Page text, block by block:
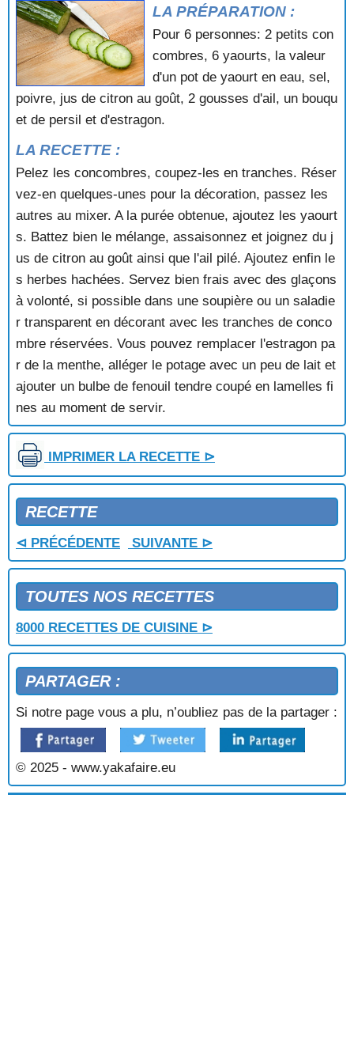
POTAGE SICILIEN
POTAGE VELOUTE AU CHOU FLEUR
POTAGE VELOUTE AUX ENDIVES
POTAGE VERT GLACE
POTAGE VIETNAMIEN
POTAGE YANG
SOUPE A LA BETTERAVE
SOUPE A LA CHOUCROUTE
SOUPE A LA FLAMANDE
SOUPE A LA LOTTE
SOUPE A LA MENTHE
SOUPE A LA TOMATE
SOUPE A LA TOMATE ET AUX COURGETTES
SOUPE A LA TOMATE ET AUX FINES HERBES
SOUPE A L'AIL
SOUPE A L'AVOCAT
SOUPE A L'OIGNON
SOUPE A L'OIGNON A LA PROVENCALE
SOUPE A L'OIGNON BLANCHE
SOUPE A L'OIGNON LYONNAISE
SOUPE A L'OIGNON SURPRISE
SOUPE A L'OREILLE DE PORC
SOUPE A L'OS
SOUPE A L'OSEILLE ET AUX TOMATES
SOUPE ARABE
SOUPE AU CHOU
SOUPE AU CONGRE
SOUPE AU PERSIL
SOUPE AU PISTOU
SOUPE AUX ANGUILLES
SOUPE AUX ASPERGES
SOUPE AUX BOULETTES DE POISSON
SOUPE AUX BOULETTES DE VIANDE
SOUPE AUX BROCOLIS
SOUPE AUX CEPES
SOUPE AUX EPINARDS
SOUPE AUX ESTOMACS DE REQUINS
SOUPE AUX FLOCONS D'AVOINE
SOUPE AUX FRUITS DE MER
LA PRÉPARATION :
Pour 6 personnes: 2 petits con
combres, 6 yaourts, la valeur
d'un pot de yaourt en eau, sel,
poivre, jus de citron au goût, 2 gousses d'ail, un bouqu
et de persil et d'estragon.
LA RECETTE :
Pelez les concombres, coupez-les en tranches. Réser
vez-en quelques-unes pour la décoration, passez les
autres au mixer. A la purée obtenue, ajoutez les yaourt
s. Battez bien le mélange, assaisonnez et joignez du j
us de citron au goût ainsi que l'ail pilé. Ajoutez enfin le
s herbes hachées. Servez bien frais avec des glaçons
à volonté, si possible dans une soupière ou un saladie
r transparent en décorant avec les tranches de conco
mbre réservées. Vous pouvez remplacer l'estragon pa
r de la menthe, alléger le potage avec un peu de lait et
ajouter un bulbe de fenouil tendre coupé en lamelles fi
nes au moment de servir.
IMPRIMER LA RECETTE ⊳
RECETTE
⊲ PRÉCÉDENTE SUIVANTE ⊳
TOUTES NOS RECETTES
8000 RECETTES DE CUISINE ⊳
PARTAGER :
Si notre page vous a plu, n’oubliez pas de la partager :
© 2025 - www.yakafaire.eu